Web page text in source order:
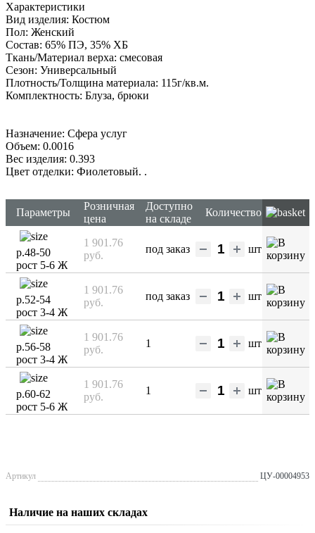
Характеристики
Вид изделия: Костюм
Пол: Женский
Состав: 65% ПЭ, 35% ХБ
Ткань/Материал верха: смесовая
Сезон: Универсальный
Плотность/Толщина материала: 115г/кв.м.
Комплектность: Блуза, брюки
Назначение: Сфера услуг
Объем: 0.0016
Вес изделия: 0.393
Цвет отделки: Фиолетовый. .
Параметры
Розничная
цена
Доступно
на складе
Количество
р.48-50
рост 5-6 Ж
1 901.76
руб.
под заказ шт
р.52-54
рост 3-4 Ж
1 901.76
руб.
под заказ шт
р.56-58
рост 3-4 Ж
1 901.76
руб.
1 шт
р.60-62
рост 5-6 Ж
1 901.76
руб.
1 шт
Артикул ЦУ-00004953
Наличие на наших складах